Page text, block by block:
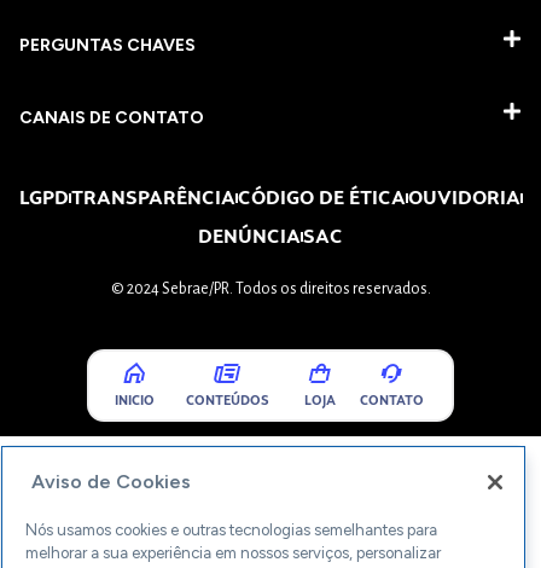
PERGUNTAS CHAVES​
CANAIS DE CONTATO
LGPDTRANSPARÊNCIACÓDIGO DE ÉTICAOUVIDORIA
DENÚNCIASAC
© 2024 Sebrae/PR. Todos os direitos reservados.
INICIO CONTEÚDOS LOJA CONTATO
Aviso de Cookies
Nós usamos cookies e outras tecnologias semelhantes para
melhorar a sua experiência em nossos serviços, personalizar